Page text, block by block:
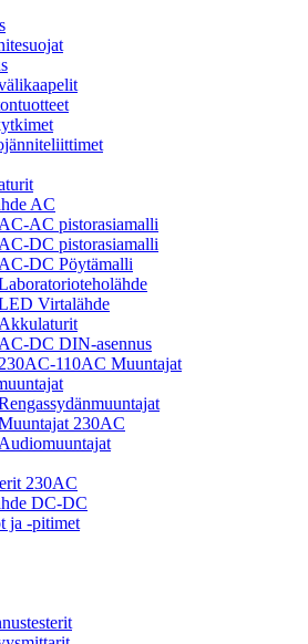
AC
AC-AC pistorasiamalli
AC-DC pistorasiamalli
AC-DC Pöytämalli
Virtalähde
Akkulaturit
AC-DC DIN-asennus
230AC-110AC Muuntajat
230AC
Audiomuuntajat
230AC
DC-DC
ja -pitimet